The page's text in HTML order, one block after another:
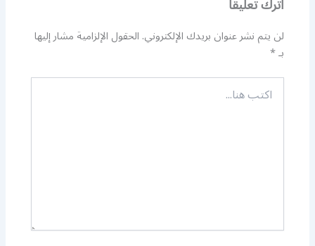
لن يتم نشر عنوان بريدك الإلكتروني.الحقول الإلزامية مشار إليها
بـ*
اكتب
هنا...